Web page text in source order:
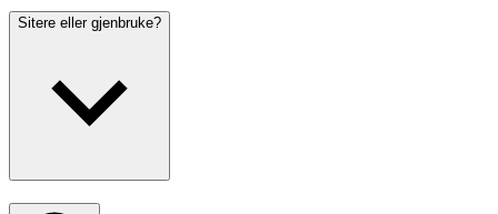
Sitere eller gjenbruke?